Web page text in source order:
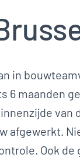
in
6 maanden
van
afgewerkt.
Ook de